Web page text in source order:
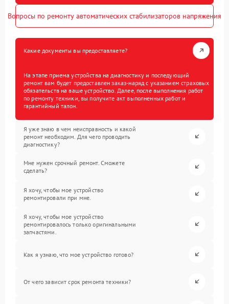
Вопросы по ремонту автоматических стабилизаторов напряжения
Какие документы вы предоставляете?
На этапе приема устройства на диагностику и последующий
ремонт вам будет предоставлен заказ-наряд с указанием страховых
обязательств на ваше устройство. Далее, после выполнения работ
по ремонту техники, вы получите акт выполненных работ и
гарантийный талон.
Я уже знаю в чем неисправность и какой
ремонт необходим. Для чего проводить
диагностику?
Мне нужен срочный ремонт. Сможете
сделать?
Я хочу, чтобы мое устройство
ремонтировали при мне.
Я хочу, чтобы мое устройство
ремонтировалось только оригинальными
запчастями.
Как я узнаю, что мое устройство готово?
От чего зависит срок ремонта техники?